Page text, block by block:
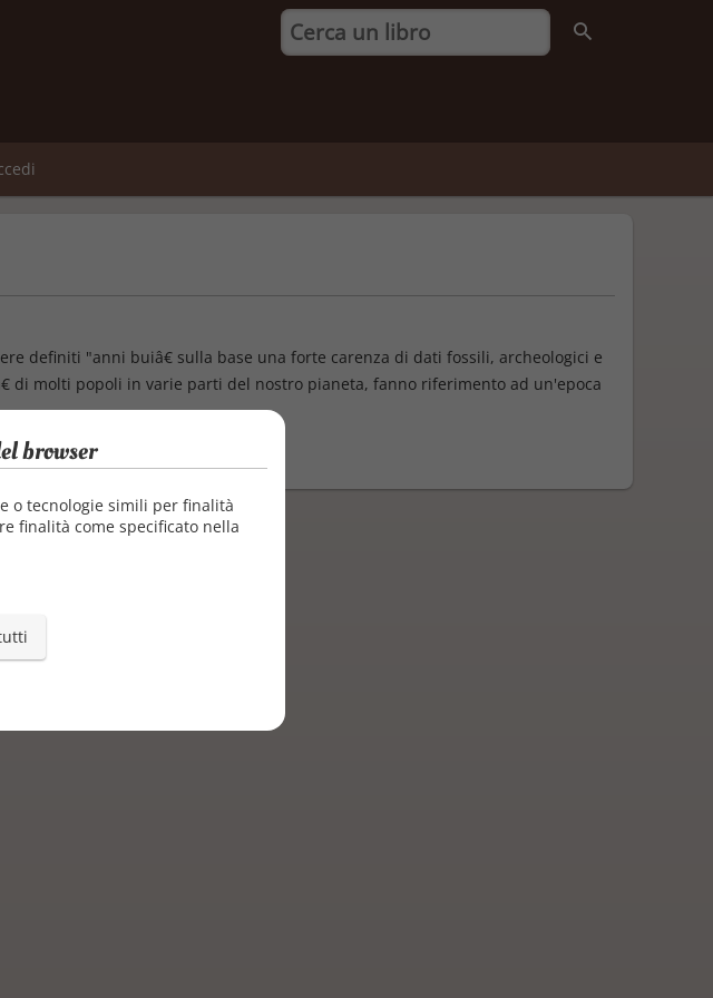
definiti "anni buiâ€ sulla base una forte carenza di dati fossili, archeologici e
di molti popoli in varie parti del nostro pianeta, fanno riferimento ad un'epoca
browser
o tecnologie simili per finalità
finalità come specificato nella